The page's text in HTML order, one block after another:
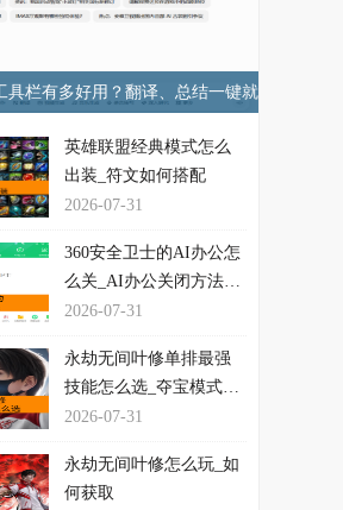
具栏有多好用？翻译、总结一键就
行！
英雄联盟经典模式怎么
出装_符文如何搭配
2026-07-31
360安全卫士的AI办公怎
么关_AI办公关闭方法介
绍
2026-07-31
永劫无间叶修单排最强
技能怎么选_夺宝模式玩
法思路介绍
2026-07-31
永劫无间叶修怎么玩_如
何获取